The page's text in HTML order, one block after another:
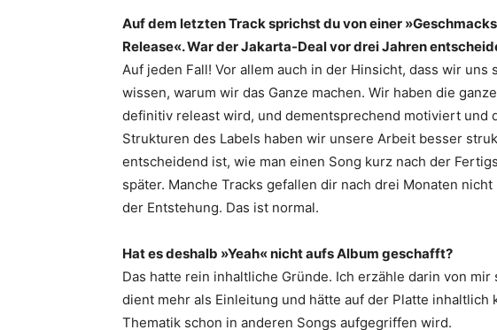
Auf dem letzten Track sprichst du von einer
Release«. War der Jakarta-Deal vor drei Jahren
Auf jeden Fall! Vor allem auch in der Hinsicht, dass wir
wissen, warum wir das Ganze machen. Wir haben die
definitiv releast wird, und dementsprechend motiviert und
Strukturen des Labels haben wir unsere Arbeit besser
entscheidend ist, wie man einen Song kurz nach der
später. Manche Tracks gefallen dir nach drei Monaten
der Entstehung. Das ist normal.
Hat es deshalb »Yeah« nicht aufs Album geschafft?
Das hatte rein inhaltliche Gründe. Ich erzähle darin von
dient mehr als Einleitung und hätte auf der Platte
Thematik schon in anderen Songs aufgegriffen wird.